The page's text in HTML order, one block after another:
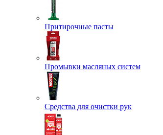
Притирочные пасты
Промывки масляных систем
Средства для очистки рук